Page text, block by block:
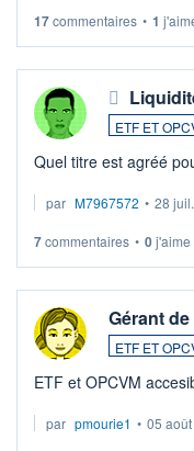
17commentaires • 1
ETF ET
Quel titre est agréé
par M7967572 • 28 juil.
7commentaires • 0j'aime
Gérant
ETF ET
ETF et
par pmourie1 • 05 août